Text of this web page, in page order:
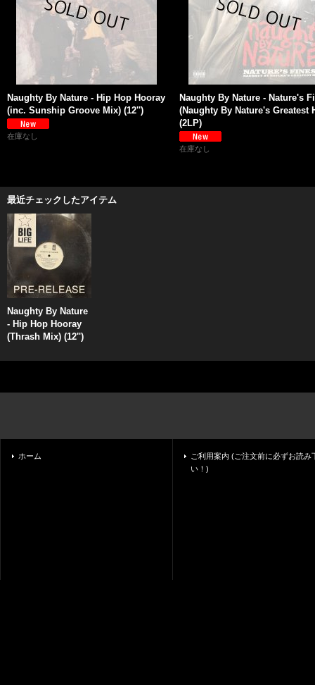
Naughty By Nature - Hip Hop Hooray
(inc. Sunship Groove Mix) (12'')
在庫なし
Naughty By Nature - Nature's
(Naughty By Nature's Greatest
(2LP)
在庫なし
最近チェックしたアイテム
Naughty By Nature
- Hip Hop Hooray
(Thrash Mix) (12'')
ホーム
ご利用案内 (ご注文前に必ずお読み
い！)